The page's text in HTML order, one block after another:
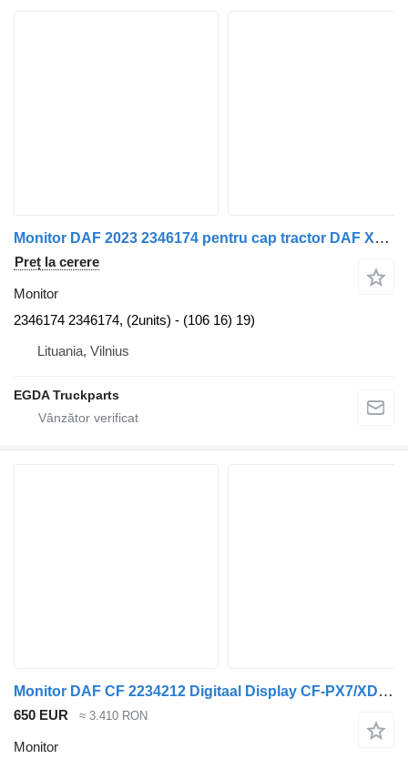
Monitor DAF 2023 2346174 pentru cap tractor DAF XG 480 FT
Preț la cerere
Monitor
2346174 2346174, (2units) - (106 16) 19)
Lituania, Vilnius
EGDA Truckparts
Monitor DAF CF 2234212 Digitaal Display CF-PX7/XD/XF/XG pentru cap tractor
650 EUR ≈ 3.410 RON
Monitor